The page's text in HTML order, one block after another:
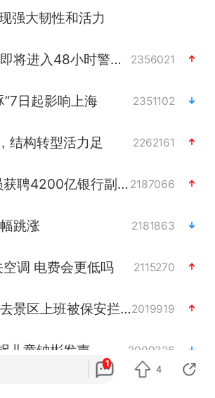
强大韧性和活力
台风白海豚即将进入48小时警戒线 2356021
”7日起影响上海 2351102
结构转型活力足 2262161
80后女柜员获聘4200亿银行副行长 2187066
跳涨 2181863
调 电费会更低吗 2115270
郑国霖回应去景区上班被保安拦下2019919
儿童钟彬发声 2009326
1
4